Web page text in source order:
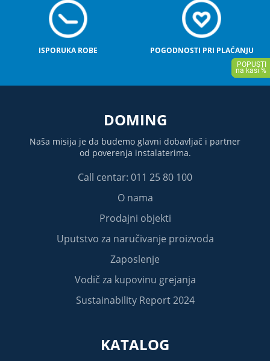
ISPORUKA ROBE POGODNOSTI PRI PLAĆANJU
DOMING
Naša misija je da budemo glavni dobavljač i partner
od poverenja instalaterima.
Call centar: 011 25 80 100
O nama
Prodajni objekti
Uputstvo za naručivanje proizvoda
Zaposlenje
Vodič za kupovinu grejanja
Sustainability Report 2024
KATALOG